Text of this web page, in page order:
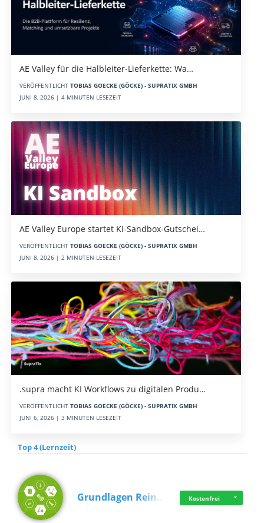
AE Valley für die Halbleiter-Lieferkette: Wa…
VERÖFFENTLICHT TOBIAS GOECKE (GÖCKE) - SUPRATIX GMBH
JUNI 8, 2026 | 4 MINUTEN LESEZEIT
AE Valley Europe startet KI-Sandbox-Gutschei…
VERÖFFENTLICHT TOBIAS GOECKE (GÖCKE) - SUPRATIX GMBH
JUNI 8, 2026 | 2 MINUTEN LESEZEIT
.supra macht KI Workflows zu digitalen Produ…
VERÖFFENTLICHT TOBIAS GOECKE (GÖCKE) - SUPRATIX GMBH
JUNI 6, 2026 | 3 MINUTEN LESEZEIT
Top 4 (Lernzeit)
Grundlagen Rein… Kostenfrei